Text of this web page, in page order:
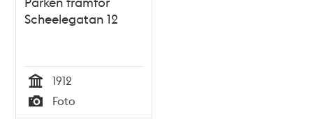
Scheelegatan 12
Tid
1912
Typ
Foto